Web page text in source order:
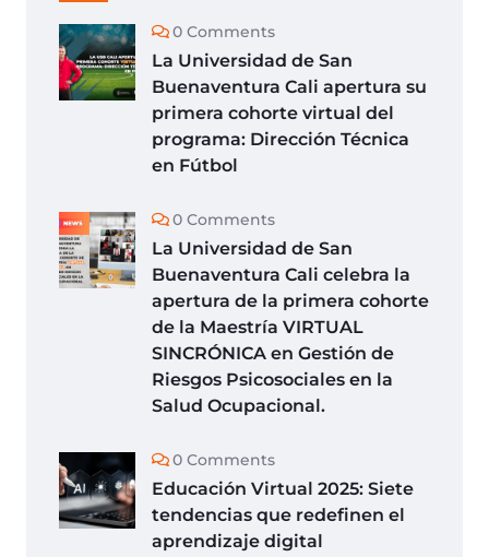
0 Comments
La Universidad de San
Buenaventura Cali apertura su
primera cohorte virtual del
programa: Dirección Técnica
en Fútbol
0 Comments
La Universidad de San
Buenaventura Cali celebra la
apertura de la primera cohorte
de la Maestría VIRTUAL
SINCRÓNICA en Gestión de
Riesgos Psicosociales en la
Salud Ocupacional.
0 Comments
Educación Virtual 2025: Siete
tendencias que redefinen el
aprendizaje digital